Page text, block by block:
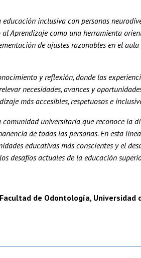
inclusiva con personas
Aprendizaje como una herramienta
de ajustes razonables en el
y reflexión, donde las
necesidades, avances y
más accesibles, respetuosos e
universitaria que reconoce la
de todas las personas. En esta
educativas más conscientes y el
desafíos actuales de la educación
de Odontología, Universidad